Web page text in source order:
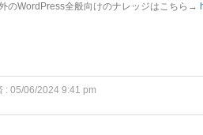
のWordPress全般向けのナレッジはこちら→
: 05/06/2024 9:41 pm